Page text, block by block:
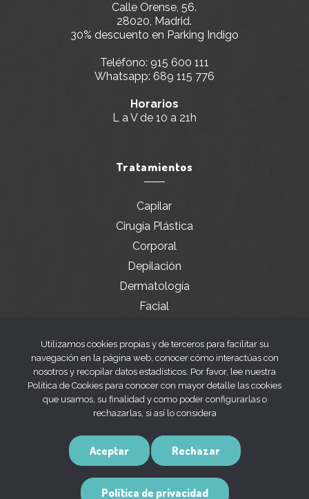
Calle Orense, 56.
28020, Madrid.
30% descuento en Parking Indigo
Teléfono: 915 600 111
Whatsapp: 689 115 776
Horarios
L a V de 10 a 21h
Tratamientos
Capilar
Cirugía Plástica
Corporal
Depilación
Dermatología
Facial
Legal
Aviso legal
Política de privacidad
Política de cookies
Utilizamos cookies propias y de terceros para facilitar su
navegación en la página web, conocer cómo interactúas con
nosotros y recopilar datos estadísticos. Por favor, lee nuestra
Política de Cookies para conocer con mayor detalle las cookies
que usamos, su finalidad y como poder configurarlas o
rechazarlas, si así lo considera
Aceptar Rechazar
Política de privacidad